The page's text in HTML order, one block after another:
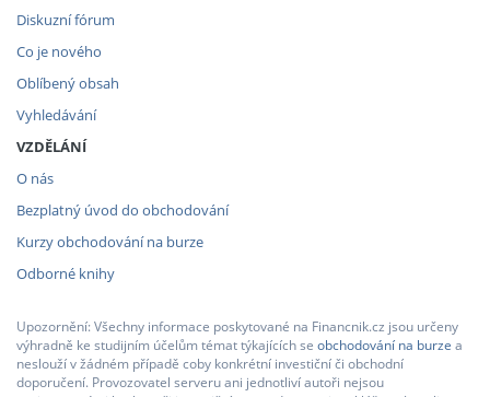
Diskuzní fórum
Co je nového
Oblíbený obsah
Vyhledávání
VZDĚLÁNÍ
O nás
Bezplatný úvod do obchodování
Kurzy obchodování na burze
Odborné knihy
Upozornění: Všechny informace poskytované na Financnik.cz jsou určeny
výhradně ke studijním účelům témat týkajících se obchodování na burze a
neslouží v žádném případě coby konkrétní investiční či obchodní
doporučení. Provozovatel serveru ani jednotliví autoři nejsou